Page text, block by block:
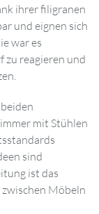
ihrer filigranen
und eignen sich
war es
zu reagieren und
mit Stühlen
sind
ist das
Möbeln